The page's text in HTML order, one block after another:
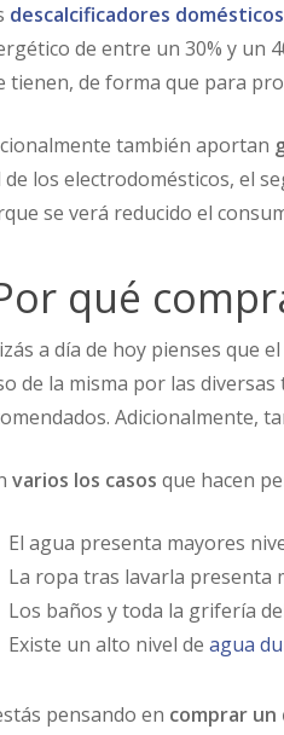
descalcificadores domésticos
de entre un 30% y un
tienen, de forma que para
también aportan
de los electrodomésticos, el
se verá reducido el
qué
a día de hoy pienses que el
de la misma por las
Adicionalmente,
varios los casos que hacen
El agua presenta mayores
La ropa tras lavarla presenta
Los baños y toda la grifería
Existe un alto nivel de agua
pensando en comprar un